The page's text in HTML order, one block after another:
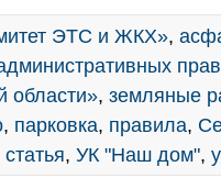
ЭТС и ЖКХ»,
области», земляные
, парковка, правила,
статья, УК "Наш дом",